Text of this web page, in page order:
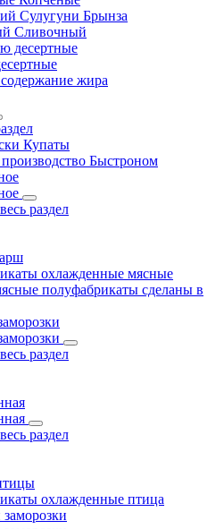
Сулугуни Брынза
Сливочный
десертные
жира
Купаты
Быстроном
раздел
охлажденные мясные
полуфабрикаты сделаны в
раздел
раздел
охлажденные птица